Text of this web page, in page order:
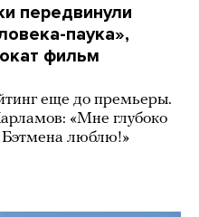
передвинули
паука»,
фильм
еще до премьеры.
«Мне глубоко
Бэтмена люблю!»